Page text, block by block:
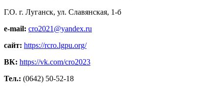
Г.О. г. Луганск, ул. Славянская, 1-б
e-mail: cro2021@yandex.ru
сайт: https://rcro.lgpu.org/
ВК: https://vk.com/cro2023
Тел.: (0642) 50-52-18